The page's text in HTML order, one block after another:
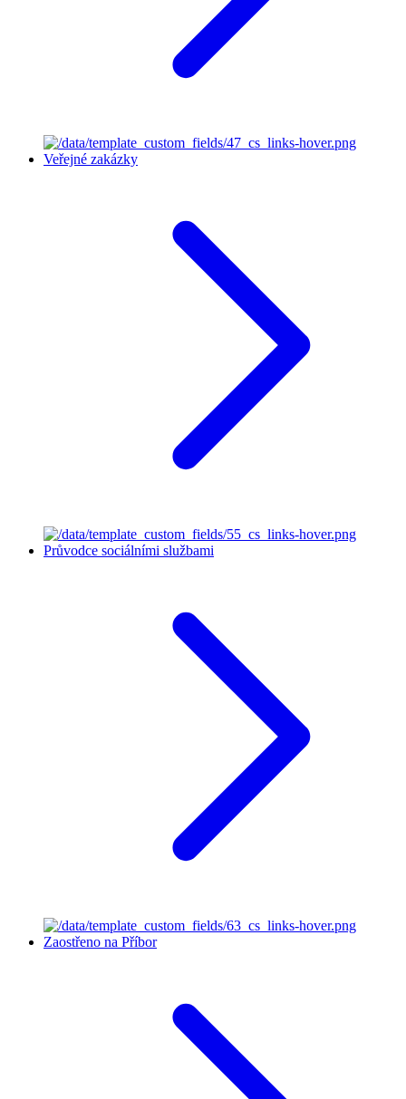
Veřejné zakázky
Průvodce sociálními službami
Zaostřeno na Příbor